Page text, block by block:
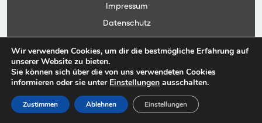
Impressum
Datenschutz
Kontakt
Anwendungsportal
© Copyright Landesbetrieb Landwirtschaft Hessen 2026
Wir verwenden Cookies, um dir die bestmögliche Erfahrung auf
unserer Website zu bieten.
Sie können sich über die von uns verwendeten Cookies
informieren oder sie unter Einstellungen ausschalten.
Zustimmen Ablehnen Einstellungen